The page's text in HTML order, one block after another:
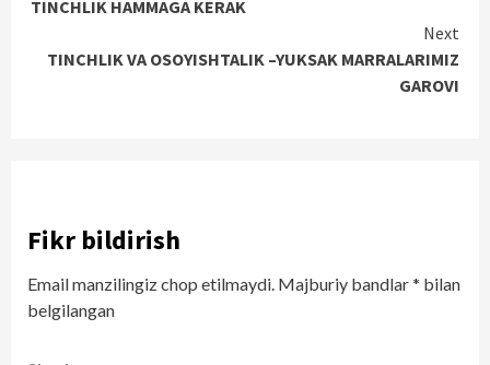
Reading
TINCHLIK HAMMAGA KERAK
Next
TINCHLIK VA OSOYISHTALIK –YUKSAK MARRALARIMIZ
GAROVI
Fikr bildirish
Email manzilingiz chop etilmaydi. Majburiy bandlar* bilan
belgilangan